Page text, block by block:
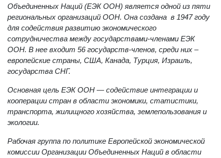
Объединенных Наций (ЕЭК ООН) является одной из пяти
региональных организаций ООН. Она создана в 1947 году
для содействия развитию экономического
сотрудничества между государствами-членами ЕЭК
ООН. В нее входит 56 государств-членов, среди них –
европейские страны, США, Канада, Турция, Израиль,
государства СНГ.
Основная цель ЕЭК ООН — содействие интеграции и
кооперации стран в области экономики, статистики,
транспорта, жилищного хозяйства, землепользования и
экологии.
Рабочая группа по политике Европейской экономической
комиссии Организации Объединенных Наций в области